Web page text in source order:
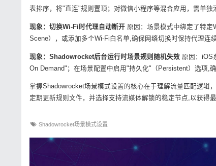
表排序，将"直连"规则置顶；对微信小程序等混合应用，需单独
现象：切换Wi-Fi时代理自动断开原因：场景模式中绑定了特定
Scene），或添加多个Wi-Fi白名单,确保网络切换时保持代理连续
现象：Shadowrocket后台运行时场景规则随机失效原因：iOS
On Demand"；在场景配置中启用"持久化"（Persistent）选项,
掌握Shadowrocket场景模式设置的核心在于理解流量匹配逻辑
定期更新规则文件，并选择支持流媒体解锁的稳定节点,以获得最
Shadowrocket场景模式设置